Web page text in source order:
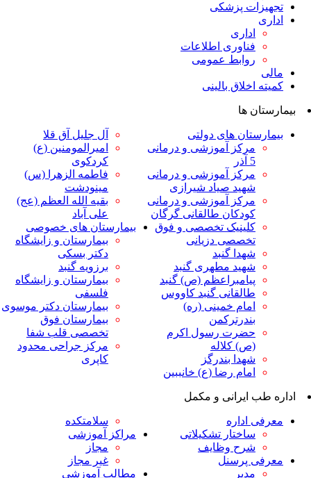
پزشکی
اطلاعات
عمومی
بالینی
های دولتی
آموزشی و درمانی
آموزشی و درمانی
صیاد شیرازی
آموزشی و درمانی
طالقانی گرگان
تخصصی و فوق
دزیانی
مطهری گنبد
(ص) گنبد
گنبد کاووس
خمینی (ره)
رسول اکرم
بندرگز
رضا (ع) خانببین
آل جلیل آق قلا
امیرالمومنین (ع)
فاطمه الزهرا (س)
بقیه الله العظم (عج)
علی آباد
بیمارستان های خصوصی
بیمارستان و زایشگاه
برزویه گنبد
بیمارستان و زایشگاه
فلسفی
بیمارستان دکتر موسوی
بیمارستان فوق
تخصصی قلب شفا
مرکز جراحی محدود
و مکمل
تشکیلاتی
وظایف
مراکز آموزشی
مطالب آموزشی